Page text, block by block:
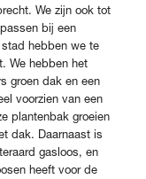
We zijn ook tot
bij een
hebben we te
We hebben het
groen dak en een
voorzien van een
plantenbak groeien
dak. Daarnaast is
gasloos, en
heeft voor de